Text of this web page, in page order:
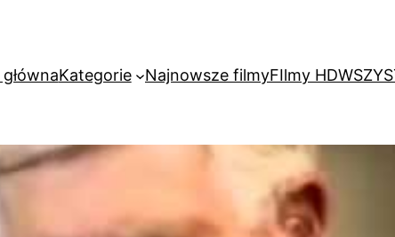
Kategorie Najnowsze filmyFIlmy HD